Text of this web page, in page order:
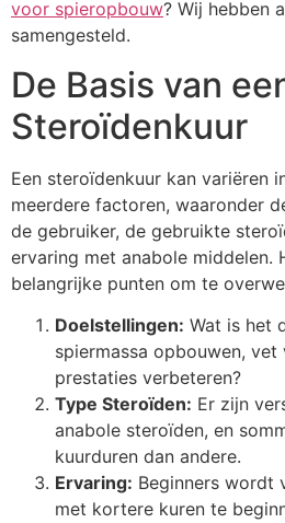
voor spieropbouw? Wij hebben
samengesteld.
De Basis van
Steroïdenkuur
Een steroïdenkuur kan variëren
meerdere factoren, waaronder
de gebruiker, de gebruikte
ervaring met anabole middelen.
belangrijke punten om te
Doelstellingen: Wat is het
spiermassa opbouwen,
prestaties verbeteren?
Type Steroïden: Er zijn
anabole steroïden, en
kuurduren dan andere.
Ervaring: Beginners wordt
met kortere kuren te